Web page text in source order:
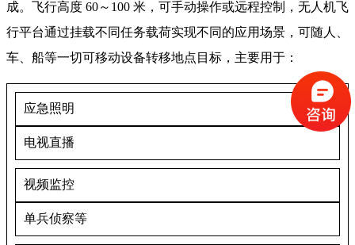
成。飞行高度 60～100 米，可手动操作或远程控制，无人机飞
行平台通过挂载不同任务载荷实现不同的应用场景，可随人、
车、船等一切可移动设备转移地点目标，主要用于：
应急照明
电视直播
视频监控
单兵侦察等